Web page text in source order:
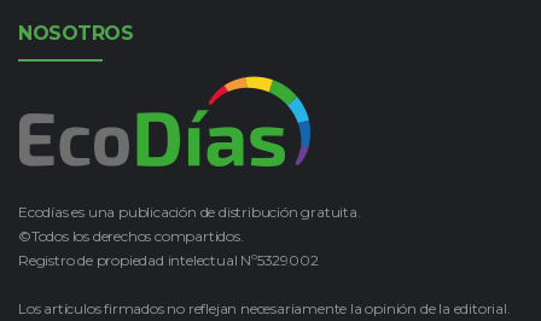
NOSOTROS
Ecodías es una publicación de distribución gratuita.
©Todos los derechos compartidos.
Registro de propiedad intelectual Nº5329002
Los artículos firmados no reflejan necesariamente la opinión de la editorial.